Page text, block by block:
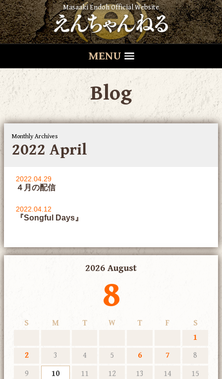
Masaaki Endoh Official Website
MENU
Blog
Monthly Archives
2022 April
2022.04.29
４月の配信
2022.04.12
『Songful Days』
2026 August
8
S M T W T F
S
1
2
3 4 5 6 7
8
9
10 11 12 13 14
15